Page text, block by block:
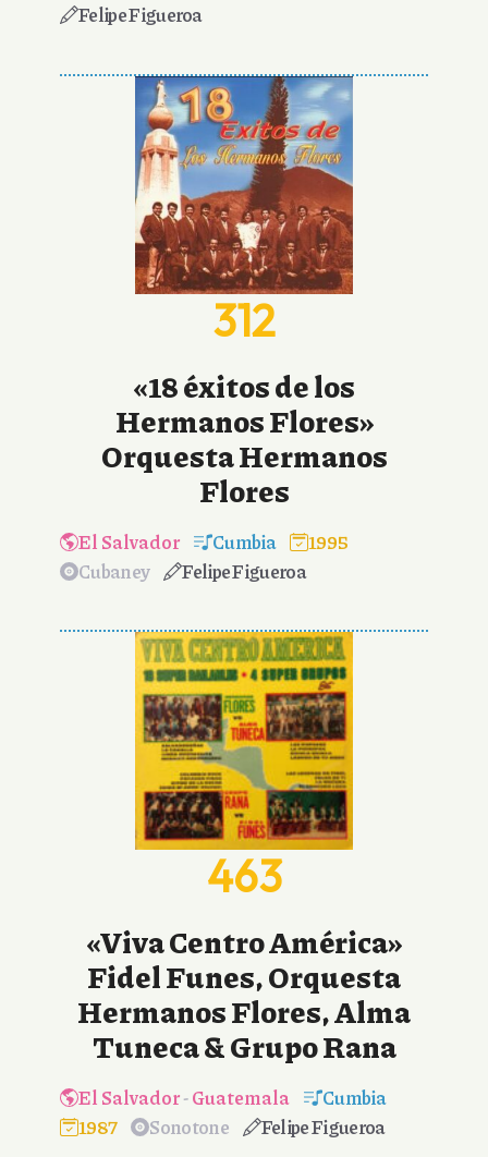
Felipe Figueroa
312
«18 éxitos de los
Hermanos Flores»
Orquesta Hermanos
Flores
El Salvador Cumbia
1995
Cubaney
Felipe Figueroa
463
«Viva Centro América»
Fidel Funes, Orquesta
Hermanos Flores, Alma
Tuneca & Grupo Rana
El Salvador-Guatemala
Cumbia
1987
Sonotone Felipe Figueroa